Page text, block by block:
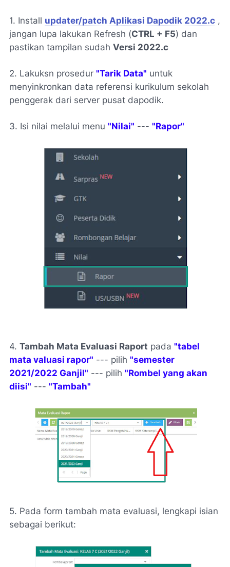
1. Install updater/patch Aplikasi Dapodik 2022.c ,
jangan lupa lakukan Refresh (CTRL + F5) dan
pastikan tampilan sudah Versi 2022.c
2. Lakuksn prosedur "Tarik Data" untuk
menyinkronkan data referensi kurikulum sekolah
penggerak dari server pusat dapodik.
3. Isi nilai melalui menu "Nilai" --- "Rapor"
4. Tambah Mata Evaluasi Raport pada "tabel
mata valuasi rapor" --- pilih "semester
2021/2022 Ganjil" --- pilih "Rombel yang akan
diisi" --- "Tambah"
5. Pada form tambah mata evaluasi, lengkapi isian
sebagai berikut: